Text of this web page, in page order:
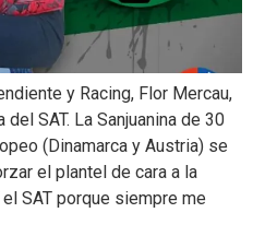
y Racing, Flor Mercau,
SAT. La Sanjuanina de 30
(Dinamarca y Austria) se
el plantel de cara a la
SAT porque siempre me